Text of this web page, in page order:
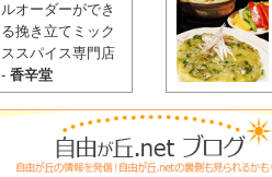
ルオーダーができ
る挽き立てミック
ススパイス専門店
- 香辛堂